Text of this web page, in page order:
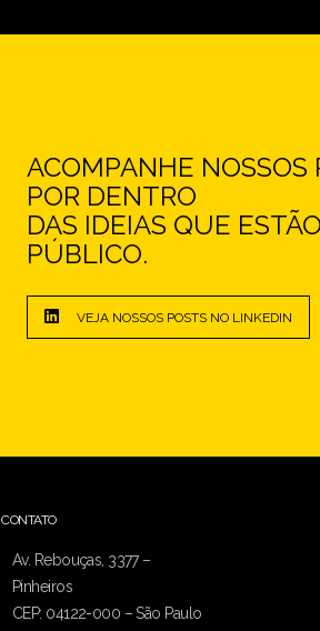
ACOMPANHE
POR DENTRO
DAS IDEIAS QUE
PÚBLICO.
VEJA NOSSOS POSTS NO LINKEDIN
CONTATO
Av. Rebouças, 3377 –
Pinheiros
CEP: 04122-000 – São Paulo